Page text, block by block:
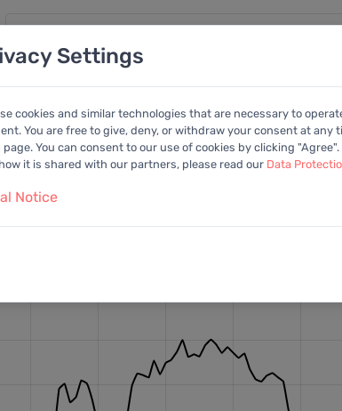
Portfolio Analysen Kalender
Settings
cookies and similar technologies that are necessary to
You are free to give, deny, or withdraw your consent at
page. You can consent to our use of cookies by clicking
it is shared with our partners, please read our Data
Notice